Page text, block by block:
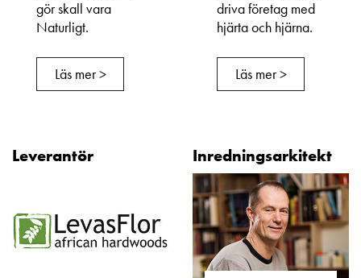
gör skall vara
Naturligt.
Läs mer >
driva företag med
hjärta och hjärna.
Läs mer >
Leverantör Inredningsarkitekt